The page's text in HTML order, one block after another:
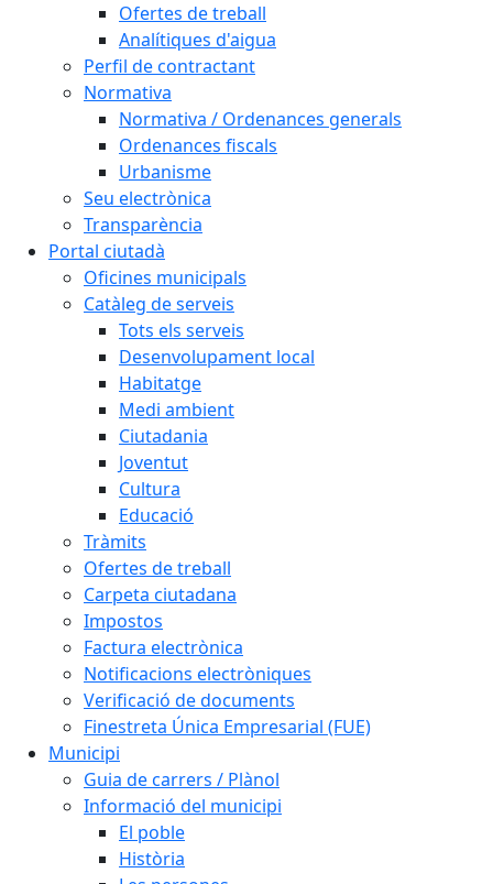
Ofertes de treball
Analítiques d'aigua
Perfil de contractant
Normativa
Normativa / Ordenances generals
Ordenances fiscals
Urbanisme
Seu electrònica
Transparència
Portal ciutadà
Oficines municipals
Catàleg de serveis
Tots els serveis
Desenvolupament local
Habitatge
Medi ambient
Ciutadania
Joventut
Cultura
Educació
Tràmits
Ofertes de treball
Carpeta ciutadana
Impostos
Factura electrònica
Notificacions electròniques
Verificació de documents
Finestreta Única Empresarial (FUE)
Municipi
Guia de carrers / Plànol
Informació del municipi
El poble
Història